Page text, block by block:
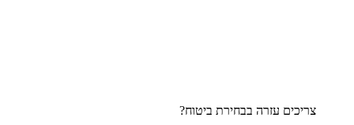
צריכים עזרה בבחירת ביטוח?